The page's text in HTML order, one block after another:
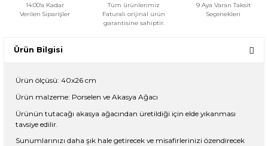
14:00'a Kadar
Verilen Siparişler
Tüm ürünlerimiz
Faturalı orijinal ürün
garantisine sahiptir.
9 Aya Varan Taksit
Seçenekleri
Ürün Bilgisi
Ürün ölçüsü: 40x26 cm
Ürün malzeme: Porselen ve Akasya Ağacı
Ürünün tutacağı akasya ağacından üretildiği için elde yıkanması
tavsiye edilir.
Sunumlarınızı daha şık hale getirecek ve misafirlerinizi özendirecek